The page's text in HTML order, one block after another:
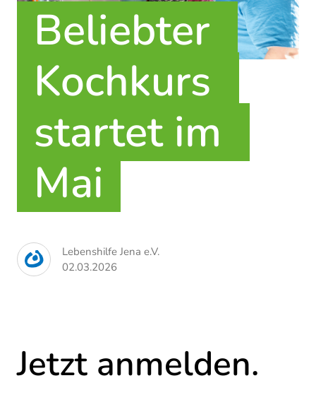
Beliebter
Kochkurs
startet im
Mai
Lebenshilfe Jena e.V.
02.03.2026
Jetzt anmelden.